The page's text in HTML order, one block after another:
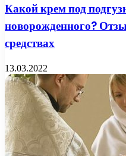
Какой крем под
новорожденного?
средствах
13.03.2022